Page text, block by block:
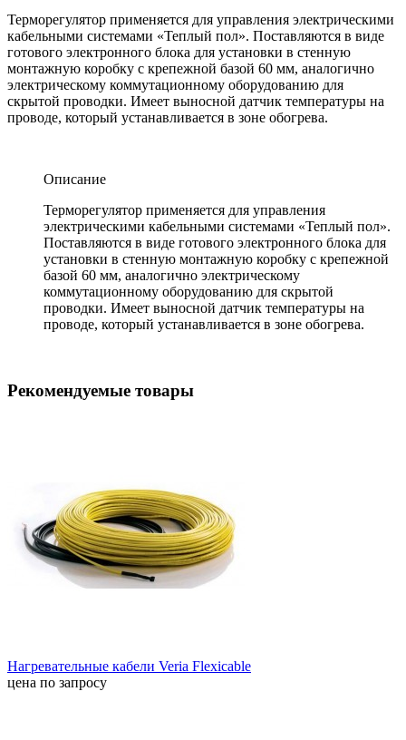
Терморегулятор применяется для управления электрическими
кабельными системами «Теплый пол». Поставляются в виде
готового электронного блока для установки в стенную
монтажную коробку с крепежной базой 60 мм, аналогично
электрическому коммутационному оборудованию для
скрытой проводки. Имеет выносной датчик температуры на
проводе, который устанавливается в зоне обогрева.
Описание
Терморегулятор применяется для управления
электрическими кабельными системами «Теплый пол».
Поставляются в виде готового электронного блока для
установки в стенную монтажную коробку с крепежной
базой 60 мм, аналогично электрическому
коммутационному оборудованию для скрытой
проводки. Имеет выносной датчик температуры на
проводе, который устанавливается в зоне обогрева.
Рекомендуемые товары
Нагревательные кабели Veria Flexicable
цена по запросу